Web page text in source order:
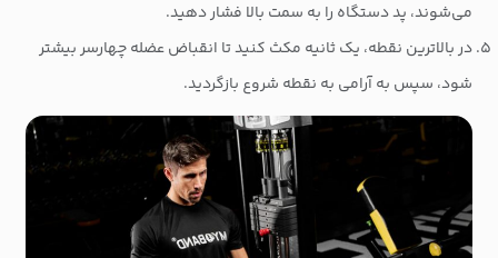
می‌شوند، پد دستگاه را به سمت بالا فشار دهید.
در بالاترین نقطه، یک ثانیه مکث کنید تا انقباض عضله چهارسر بیشتر
شود، سپس به آرامی به نقطه شروع بازگردید.